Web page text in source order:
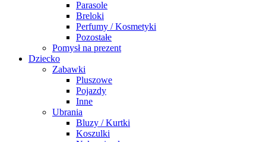
Parasole
Breloki
Perfumy / Kosmetyki
Pozostałe
Pomysł na prezent
Dziecko
Zabawki
Pluszowe
Pojazdy
Inne
Ubrania
Bluzy / Kurtki
Koszulki